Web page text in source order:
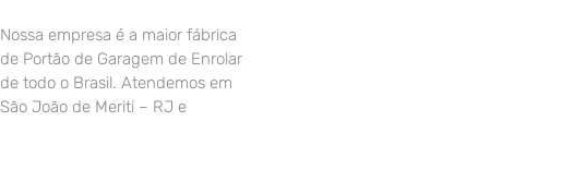
Nossa empresa é a maior fábrica
de Portão de Garagem de Enrolar
de todo o Brasil. Atendemos em
São João de Meriti – RJ e